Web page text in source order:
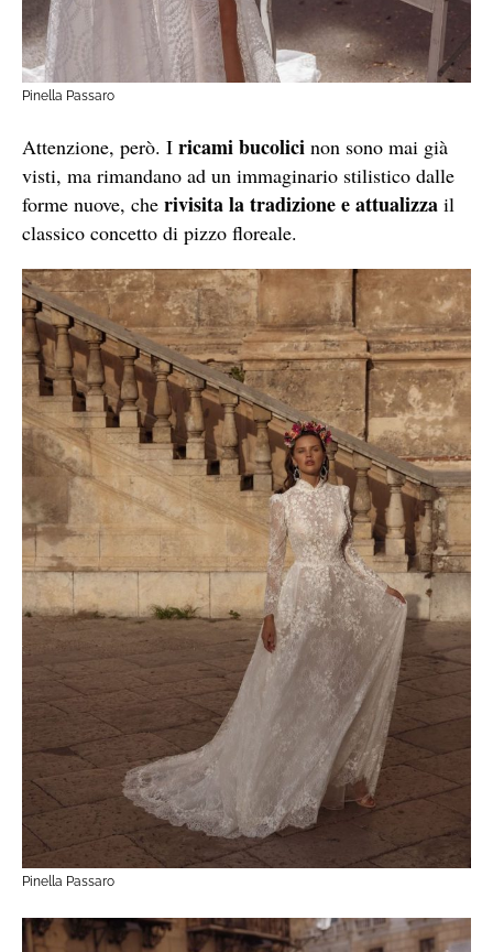
Pinella Passaro
Attenzione, però. I ricami bucolici non sono mai già
visti, ma rimandano ad un immaginario stilistico dalle
forme nuove, che rivisita la tradizione e attualizza il
classico concetto di pizzo floreale.
Pinella Passaro